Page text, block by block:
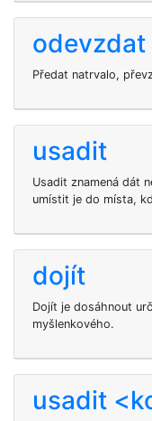
Předat natrvalo,
usadit
Usadit znamená dát
umístit je do místa,
dojít
Dojít je dosáhnout
myšlenkového.
usadit